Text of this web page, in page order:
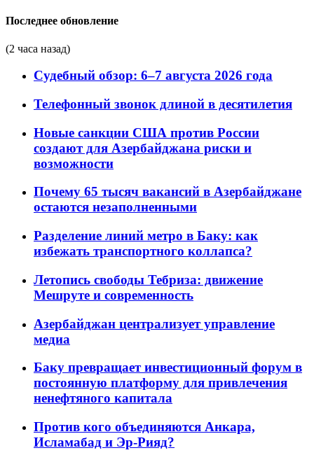
Последнее обновление
(2 часа назад)
Судебный обзор: 6–7 августа 2026 года
Телефонный звонок длиной в десятилетия
Новые санкции США против России
создают для Азербайджана риски и
возможности
Почему 65 тысяч вакансий в Азербайджане
остаются незаполненными
Разделение линий метро в Баку: как
избежать транспортного коллапса?
Летопись свободы Тебриза: движение
Мешруте и современность
Азербайджан централизует управление
медиа
Баку превращает инвестиционный форум в
постоянную платформу для привлечения
ненефтяного капитала
Против кого объединяются Анкара,
Исламабад и Эр-Рияд?